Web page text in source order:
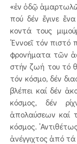
«ἐν ὁδῷ
πού δέν ἔγινε
κοντά τους
᾿Εννοεῖ τόν
φρονήματα τῶν
στήν ζωή του τό
τόν κόσμο, δέν
βλέπει καί δέν
κόσμος, δέν
ἀπολαύσεων καί
κόσμος.
ἀνέγγιχτος ἀπό